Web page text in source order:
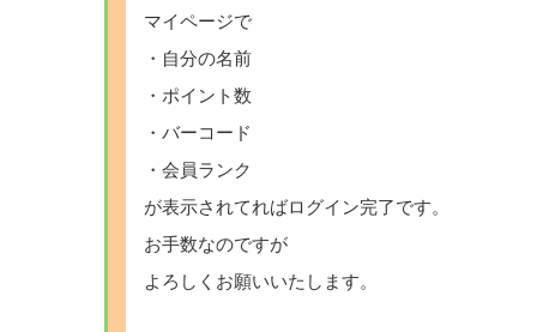
マイページで
・自分の名前
・ポイント数
・バーコード
・会員ランク
が表示されてればログイン完了です。
お手数なのですが
よろしくお願いいたします。